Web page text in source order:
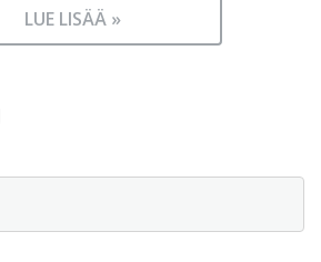
LUE LISÄÄ »